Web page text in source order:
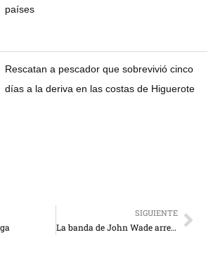
países
Rescatan a pescador que sobrevivió cinco
días a la deriva en las costas de Higuerote
SIGUIENTE
La banda de John Wade arrecia sus ataques